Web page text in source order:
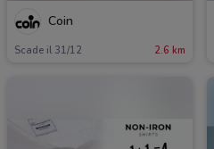
Coin
Scade il 31/12 2.6 km